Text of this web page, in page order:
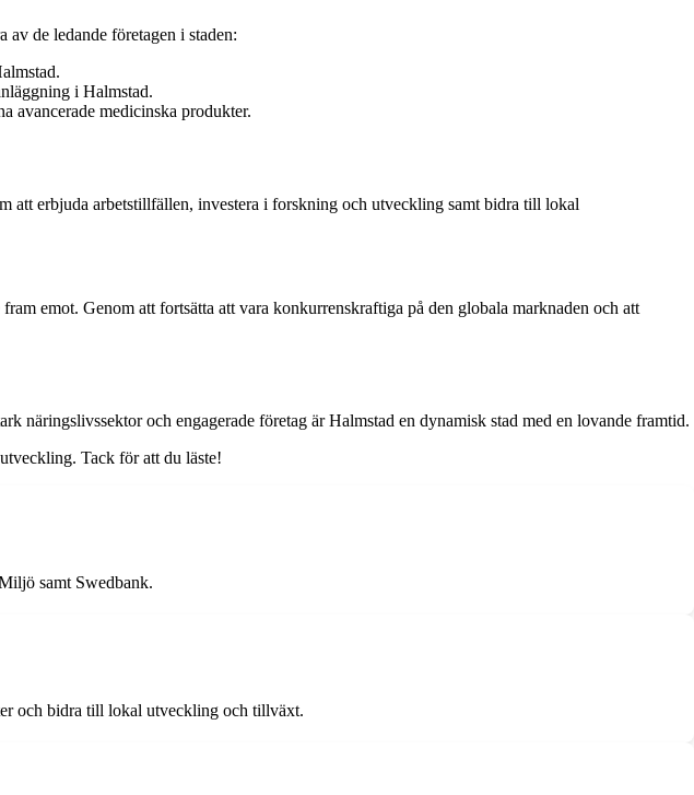
de ledande företagen i staden:
i Halmstad.
avancerade medicinska produkter.
att erbjuda arbetstillfällen, investera i forskning och utveckling samt bidra till lokal
emot. Genom att fortsätta att vara konkurrenskraftiga på den globala marknaden och att
näringslivssektor och engagerade företag är Halmstad en dynamisk stad med en lovande framtid.
Tack för att du läste!
samt Swedbank.
och bidra till lokal utveckling och tillväxt.